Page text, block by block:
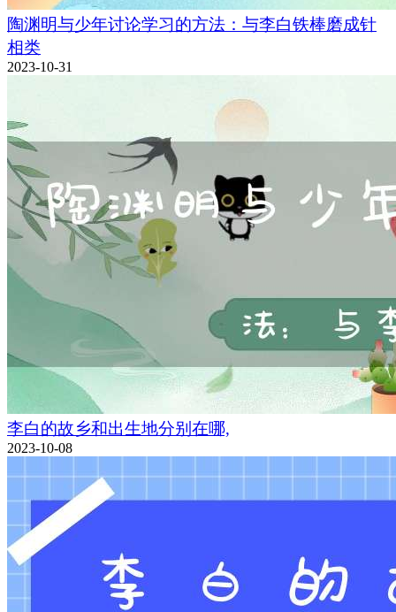
陶渊明与少年讨论学习的方法：与李白铁棒磨成针
相类
2023-10-31
李白的故乡和出生地分别在哪,
2023-10-08